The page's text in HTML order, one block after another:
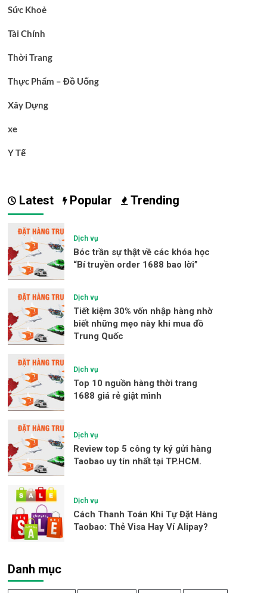
Sức Khoẻ
Tài Chính
Thời Trang
Thực Phẩm – Đồ Uống
Xây Dựng
xe
Y Tế
Latest Popular Trending
Dịch vụ
Bóc trần sự thật về các khóa học
“Bí truyền order 1688 bao lời”
Dịch vụ
Tiết kiệm 30% vốn nhập hàng nhờ
biết những mẹo này khi mua đồ
Trung Quốc
Dịch vụ
Top 10 nguồn hàng thời trang
1688 giá rẻ giật mình
Dịch vụ
Review top 5 công ty ký gửi hàng
Taobao uy tín nhất tại TP.HCM.
Dịch vụ
Cách Thanh Toán Khi Tự Đặt Hàng
Taobao: Thẻ Visa Hay Ví Alipay?
Danh mục